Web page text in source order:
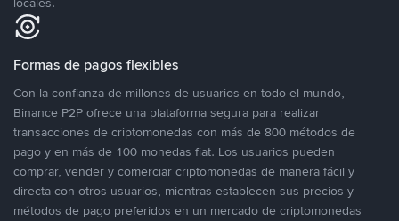
Formas de pagos flexibles
Con la confianza de millones de usuarios en todo el mundo,
Binance P2P ofrece una plataforma segura para realizar
transacciones de criptomonedas con más de 800 métodos de
pago y en más de 100 monedas fiat. Los usuarios pueden
comprar, vender y comerciar criptomonedas de manera fácil y
directa con otros usuarios, mientras establecen sus precios y
métodos de pago preferidos en un mercado de criptomonedas